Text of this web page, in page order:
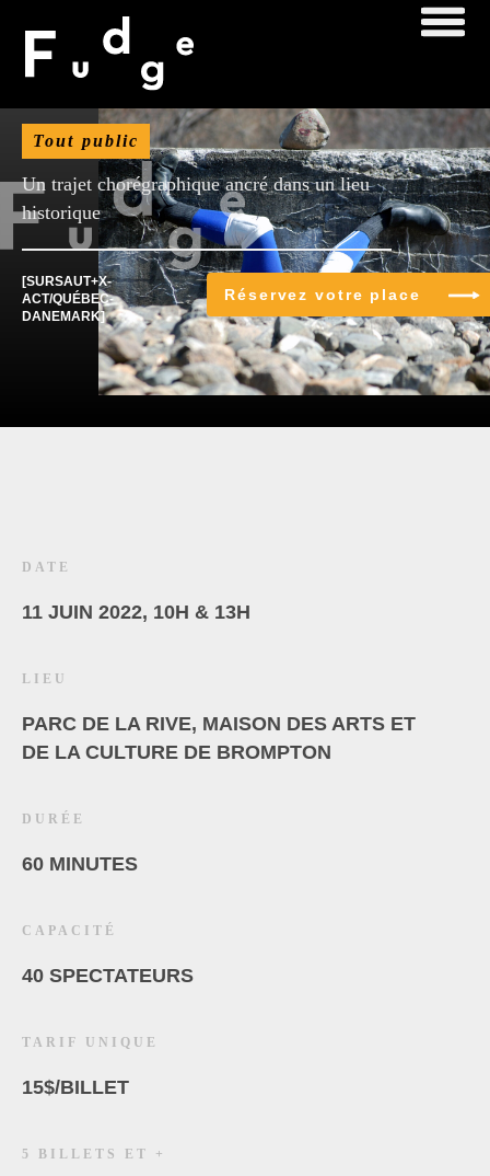
Mellemrum
Tout public
Un trajet chorégraphique ancré dans un lieu
historique
[SURSAUT+X-
ACT/QUÉBEC-
DANEMARK]
Réservez votre place
DATE
11 JUIN 2022, 10H & 13H
LIEU
PARC DE LA RIVE, MAISON DES ARTS ET
DE LA CULTURE DE BROMPTON
DURÉE
60 MINUTES
CAPACITÉ
40 SPECTATEURS
TARIF UNIQUE
15$/BILLET
5 BILLETS ET +